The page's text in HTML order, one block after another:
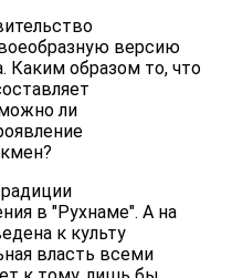
версию
Каким образом то, что
ли
в "Рухнаме". А на
к культу
власть всеми